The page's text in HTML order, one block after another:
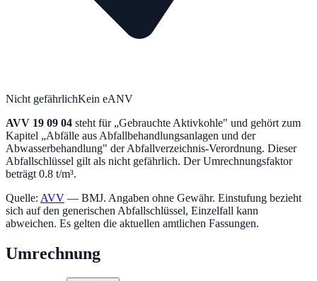
Nicht gefährlichKein eANV
AVV 19 09 04 steht für „Gebrauchte Aktivkohle" und gehört zum
Kapitel „Abfälle aus Abfallbehandlungsanlagen und der
Abwasserbehandlung" der Abfallverzeichnis-Verordnung. Dieser
Abfallschlüssel gilt als nicht gefährlich. Der Umrechnungsfaktor
beträgt 0.8 t/m³.
Quelle: AVV — BMJ. Angaben ohne Gewähr. Einstufung bezieht
sich auf den generischen Abfallschlüssel, Einzelfall kann
abweichen. Es gelten die aktuellen amtlichen Fassungen.
Umrechnung